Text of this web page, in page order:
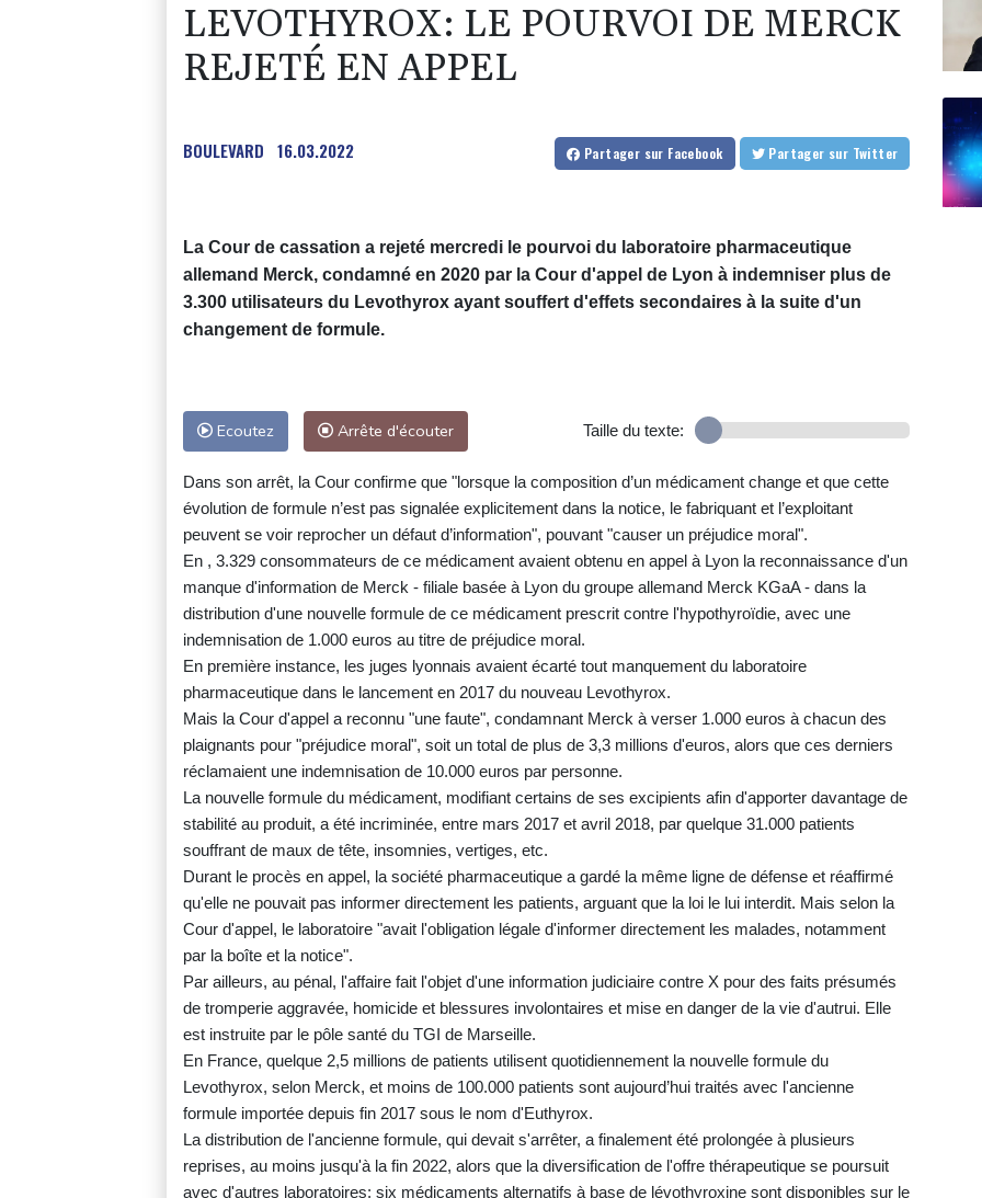
LEVOTHYROX: LE POURVOI DE MERCK
REJETÉ EN APPEL
BOULEVARD 16.03.2022 Partager sur Facebook Partager sur Twitter
La Cour de cassation a rejeté mercredi le pourvoi du laboratoire pharmaceutique
allemand Merck, condamné en 2020 par la Cour d'appel de Lyon à indemniser plus de
3.300 utilisateurs du Levothyrox ayant souffert d'effets secondaires à la suite d'un
changement de formule.
Ecoutez Arrête d'écouter Taille du texte:
Dans son arrêt, la Cour confirme que "lorsque la composition d’un médicament change et que cette
évolution de formule n’est pas signalée explicitement dans la notice, le fabriquant et l’exploitant
peuvent se voir reprocher un défaut d’information", pouvant "causer un préjudice moral".
En , 3.329 consommateurs de ce médicament avaient obtenu en appel à Lyon la reconnaissance d'un
manque d'information de Merck - filiale basée à Lyon du groupe allemand Merck KGaA - dans la
distribution d'une nouvelle formule de ce médicament prescrit contre l'hypothyroïdie, avec une
indemnisation de 1.000 euros au titre de préjudice moral.
En première instance, les juges lyonnais avaient écarté tout manquement du laboratoire
pharmaceutique dans le lancement en 2017 du nouveau Levothyrox.
Mais la Cour d'appel a reconnu "une faute", condamnant Merck à verser 1.000 euros à chacun des
plaignants pour "préjudice moral", soit un total de plus de 3,3 millions d'euros, alors que ces derniers
réclamaient une indemnisation de 10.000 euros par personne.
La nouvelle formule du médicament, modifiant certains de ses excipients afin d'apporter davantage de
stabilité au produit, a été incriminée, entre mars 2017 et avril 2018, par quelque 31.000 patients
souffrant de maux de tête, insomnies, vertiges, etc.
Durant le procès en appel, la société pharmaceutique a gardé la même ligne de défense et réaffirmé
qu'elle ne pouvait pas informer directement les patients, arguant que la loi le lui interdit. Mais selon la
Cour d'appel, le laboratoire "avait l'obligation légale d'informer directement les malades, notamment
par la boîte et la notice".
Par ailleurs, au pénal, l'affaire fait l'objet d'une information judiciaire contre X pour des faits présumés
de tromperie aggravée, homicide et blessures involontaires et mise en danger de la vie d'autrui. Elle
est instruite par le pôle santé du TGI de Marseille.
En France, quelque 2,5 millions de patients utilisent quotidiennement la nouvelle formule du
Levothyrox, selon Merck, et moins de 100.000 patients sont aujourd’hui traités avec l'ancienne
formule importée depuis fin 2017 sous le nom d'Euthyrox.
La distribution de l'ancienne formule, qui devait s'arrêter, a finalement été prolongée à plusieurs
reprises, au moins jusqu'à la fin 2022, alors que la diversification de l'offre thérapeutique se poursuit
avec d'autres laboratoires: six médicaments alternatifs à base de lévothyroxine sont disponibles sur le